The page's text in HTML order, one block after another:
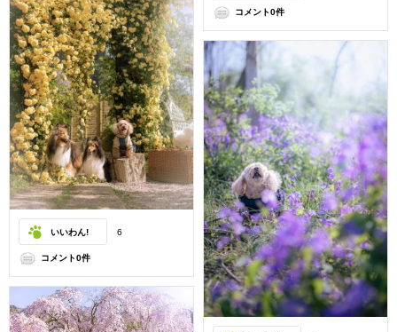
コメント0件
いいわん! 6
コメント0件